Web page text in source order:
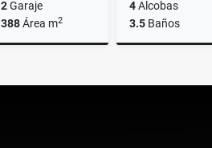
2Garaje
388Área m2
US$2,800
4Alcobas
3.5 Baños